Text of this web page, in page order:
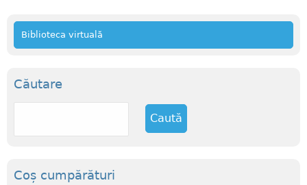
Biblioteca virtuală
Căutare
C
Coș cumpărături